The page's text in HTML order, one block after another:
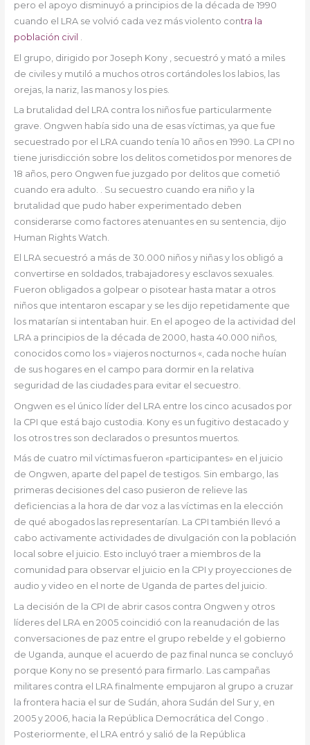
pero el apoyo disminuyó a principios de la década de 1990
cuando el LRA se volvió cada vez más violento contra la
población civil .
El grupo, dirigido por Joseph Kony , secuestró y mató a miles
de civiles y mutiló a muchos otros cortándoles los labios, las
orejas, la nariz, las manos y los pies.
La brutalidad del LRA contra los niños fue particularmente
grave. Ongwen había sido una de esas víctimas, ya que fue
secuestrado por el LRA cuando tenía 10 años en 1990. La CPI no
tiene jurisdicción sobre los delitos cometidos por menores de
18 años, pero Ongwen fue juzgado por delitos que cometió
cuando era adulto. . Su secuestro cuando era niño y la
brutalidad que pudo haber experimentado deben
considerarse como factores atenuantes en su sentencia, dijo
Human Rights Watch.
El LRA secuestró a más de 30.000 niños y niñas y los obligó a
convertirse en soldados, trabajadores y esclavos sexuales.
Fueron obligados a golpear o pisotear hasta matar a otros
niños que intentaron escapar y se les dijo repetidamente que
los matarían si intentaban huir. En el apogeo de la actividad del
LRA a principios de la década de 2000, hasta 40.000 niños,
conocidos como los » viajeros nocturnos «, cada noche huían
de sus hogares en el campo para dormir en la relativa
seguridad de las ciudades para evitar el secuestro.
Ongwen es el único líder del LRA entre los cinco acusados por
la CPI que está bajo custodia. Kony es un fugitivo destacado y
los otros tres son declarados o presuntos muertos.
Más de cuatro mil víctimas fueron «participantes» en el juicio
de Ongwen, aparte del papel de testigos. Sin embargo, las
primeras decisiones del caso pusieron de relieve las
deficiencias a la hora de dar voz a las víctimas en la elección
de qué abogados las representarían. La CPI también llevó a
cabo activamente actividades de divulgación con la población
local sobre el juicio. Esto incluyó traer a miembros de la
comunidad para observar el juicio en la CPI y proyecciones de
audio y video en el norte de Uganda de partes del juicio.
La decisión de la CPI de abrir casos contra Ongwen y otros
líderes del LRA en 2005 coincidió con la reanudación de las
conversaciones de paz entre el grupo rebelde y el gobierno
de Uganda, aunque el acuerdo de paz final nunca se concluyó
porque Kony no se presentó para firmarlo. Las campañas
militares contra el LRA finalmente empujaron al grupo a cruzar
la frontera hacia el sur de Sudán, ahora Sudán del Sur y, en
2005 y 2006, hacia la República Democrática del Congo .
Posteriormente, el LRA entró y salió de la República